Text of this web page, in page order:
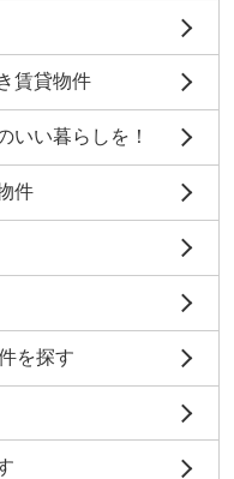
賃貸物件
いい暮らしを！
件
を探す